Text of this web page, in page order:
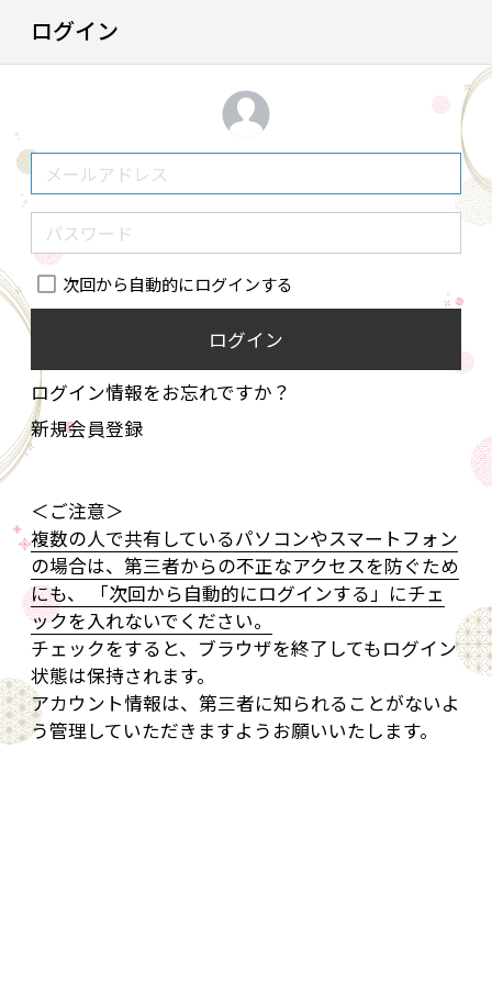
ログイン
次回から自動的にログインする
ログイン
ログイン情報をお忘れですか？
新規会員登録
＜ご注意＞
複数の人で共有しているパソコンやスマートフォン
の場合は、第三者からの不正なアクセスを防ぐため
にも、 「次回から自動的にログインする」にチェ
ックを入れないでください。
チェックをすると、ブラウザを終了してもログイン
状態は保持されます。
アカウント情報は、第三者に知られることがないよ
う管理していただきますようお願いいたします。